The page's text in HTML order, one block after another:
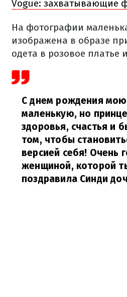
Vogue: захватывающие
На фотографии
изображена в образе
одета в розовое платье
С днем ​​рождения мою
маленькую, но
здоровья, счастья и
том, чтобы
версией себя! Очень
женщиной, которой
поздравила Синди